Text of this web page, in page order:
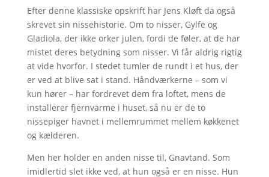
Efter denne klassiske opskrift har Jens Kløft da også
skrevet sin nissehistorie. Om to nisser, Gylfe og
Gladiola, der ikke orker julen, fordi de føler, at de har
mistet deres betydning som nisser. Vi får aldrig rigtig
at vide hvorfor. I stedet tumler de rundt i et hus, der
er ved at blive sat i stand. Håndværkerne – som vi
kun hører – har fordrevet dem fra loftet, mens de
installerer fjernvarme i huset, så nu er de to
nissepiger havnet i mellemrummet mellem køkkenet
og kælderen.
Men her holder en anden nisse til, Gnavtand. Som
imidlertid slet ikke ved, at hun også er en nisse. Hun